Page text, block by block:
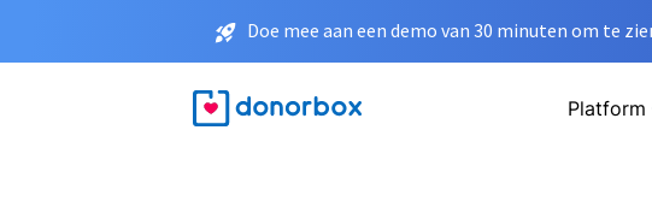
Doe mee aan een demo van 30 minuten om te
Platform